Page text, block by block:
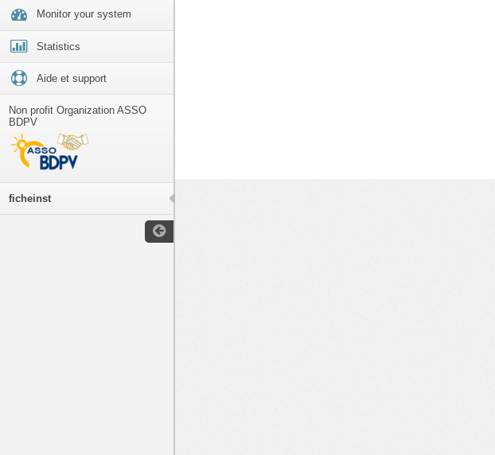
Monitor your system
Statistics
Aide et support
Non profit Organization ASSO
BDPV
ficheinst